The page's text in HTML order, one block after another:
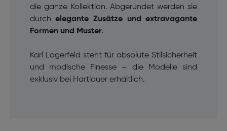
die ganze Kollektion. Abgerundet werden sie
durch elegante Zusätze und extravagante
Formen und Muster.
Karl Lagerfeld steht für absolute Stilsicherheit
und modische Finesse – die Modelle sind
exklusiv bei Hartlauer erhältlich.